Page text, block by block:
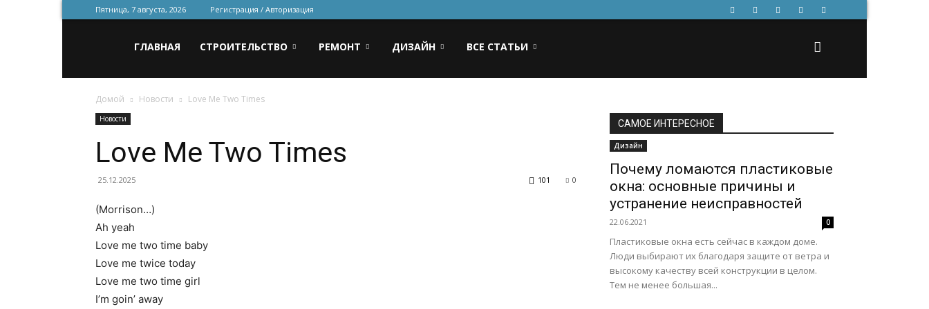
Пятница, 7 августа, 2026 Регистрация / Авторизация
для
строительства
и
ремонта
ГЛАВНАЯ СТРОИТЕЛЬСТВО РЕМОНТ ДИЗАЙН ВСЕ СТАТЬИ
Домой Новости Love Me Two Times
Новости
Love Me Two Times
25.12.2025 0
101
(Morrison…)
Ah yeah
Love me two time baby
Love me twice today
Love me two time girl
I’m goin’ away
САМОЕ ИНТЕРЕСНОЕ
Дизайн
Почему ломаются пластиковые
окна: основные причины и
устранение неисправностей
22.06.2021 0
Пластиковые окна есть сейчас в каждом доме.
Люди выбирают их благодаря защите от ветра и
высокому качеству всей конструкции в целом.
Тем не менее большая...